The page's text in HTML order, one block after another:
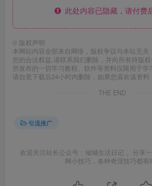
此处内容已隐藏，请付费
© 版权声明
本网站内容全部来自网络，版权争议与本站无关
您的合法权益,请联系我们删除，并向所有持版
所发布的一切学习教程、软件等资料仅限用于学
请自觉下载后24小时内删除，如果您喜欢该资料
THE END
引流推广
欢迎关注站长公众号：倾城生活日记 。分享
网小技巧，各种奇淫技巧都有